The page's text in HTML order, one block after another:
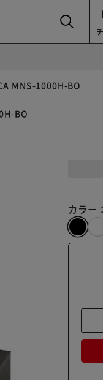
MNS-1000H-BO
BO
カラー：